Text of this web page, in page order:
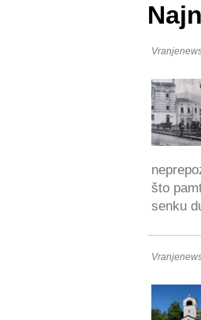
što
senku